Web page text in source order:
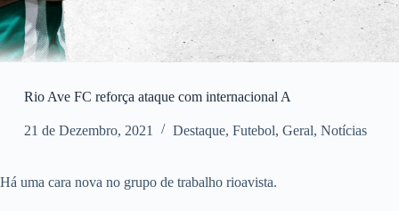
Rio Ave FC reforça ataque com internacional A
21 de Dezembro, 2021 Destaque, Futebol, Geral, Notícias
Há uma cara nova no grupo de trabalho rioavista.